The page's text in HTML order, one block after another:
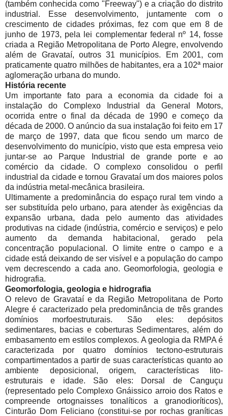
(também conhecida como "Freeway") e a criação do distrito
industrial. Esse desenvolvimento, juntamente com o
crescimento de cidades próximas, fez com que em 8 de
junho de 1973, pela lei complementar federal nº 14, fosse
criada a Região Metropolitana de Porto Alegre, envolvendo
além de Gravataí, outros 31 municípios. Em 2001, com
praticamente quatro milhões de habitantes, era a 102ª maior
aglomeração urbana do mundo.
História recente
Um importante fato para a economia da cidade foi a
instalação do Complexo Industrial da General Motors,
ocorrida entre o final da década de 1990 e começo da
década de 2000. O anúncio da sua instalação foi feito em 17
de março de 1997, data que ficou sendo um marco de
desenvolvimento do município, visto que esta empresa veio
juntar-se ao Parque Industrial de grande porte e ao
comércio da cidade. O complexo consolidou o perfil
industrial da cidade e tornou Gravataí um dos maiores polos
da indústria metal-mecânica brasileira.
Ultimamente a predominância do espaço rural tem vindo a
ser substituída pelo urbano, para atender às exigências da
expansão urbana, dada pelo aumento das atividades
produtivas na cidade (indústria, comércio e serviços) e pelo
aumento da demanda habitacional, gerado pela
concentração populacional. O limite entre o campo e a
cidade está deixando de ser visível e a população do campo
vem decrescendo a cada ano. Geomorfologia, geologia e
hidrografia.
Geomorfologia, geologia e hidrografia
O relevo de Gravataí e da Região Metropolitana de Porto
Alegre é caracterizado pela predominância de três grandes
domínios morfoestruturais. São eles: depósitos
sedimentares, bacias e coberturas Sedimentares, além do
embasamento em estilos complexos. A geologia da RMPA é
caracterizada por quatro domínios tectono-estruturais
compartimentados a partir de suas características quanto ao
ambiente deposicional, origem, características lito-
estruturais e idade. São eles: Dorsal de Canguçu
(representado pelo Complexo Gnáissico arroio dos Ratos e
compreende ortognaisses tonalíticos a granodioríticos),
Cinturão Dom Feliciano (constitui-se por rochas graníticas